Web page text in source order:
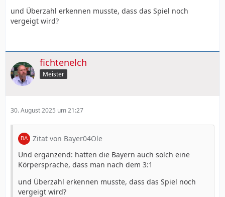
und Überzahl erkennen musste, dass das Spiel noch
vergeigt wird?
fichtenelch
Meister
30. August 2025 um 21:27
Zitat von Bayer04Ole
Und ergänzend: hatten die Bayern auch solch eine
Körpersprache, dass man nach dem 3:1
und Überzahl erkennen musste, dass das Spiel noch
vergeigt wird?